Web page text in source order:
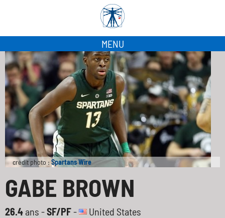
MENU
crédit photo : Spartans Wire
GABE BROWN
26.4 ans -SF/PF-
United States